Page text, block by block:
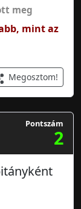
meg
mint az
Megosztom!
Pontszám
2